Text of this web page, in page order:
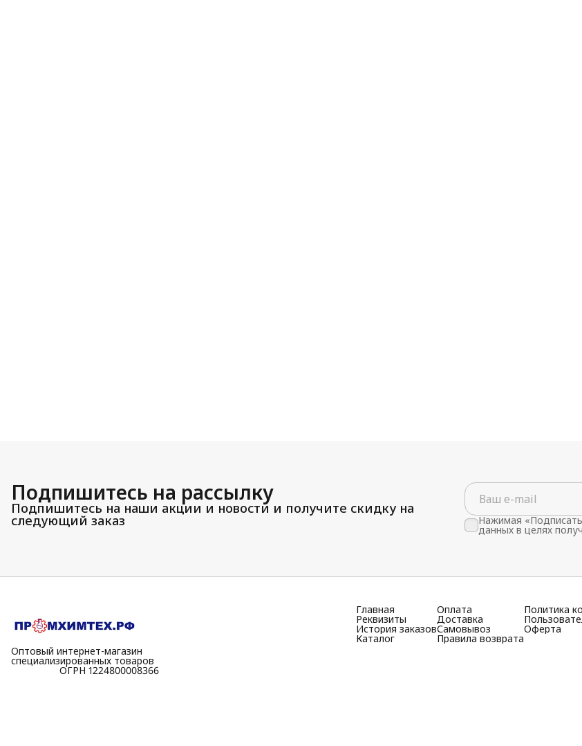
Подпишитесь на рассылку
Подпишитесь на наши акции и новости и получите скидку на
следующий заказ Нажимая
данных в целях
Оптовый интернет-магазин
специализированных товаров
⠀⠀⠀⠀⠀⠀⠀ОГРН 1224800008366
Главная
Реквизиты
История заказов
Каталог
Оплата
Доставка
Самовывоз
Правила возврата
Политика
Оферта